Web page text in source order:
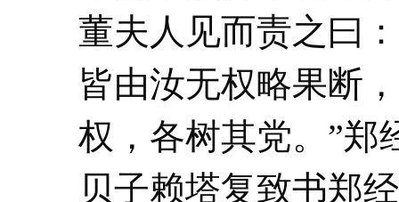
董夫人见而责之曰
皆由汝无权略果断
权，各树其党。”郑
贝子赖塔复致书郑